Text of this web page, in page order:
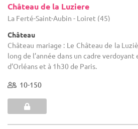
Château de la Luziere
La Ferté-Saint-Aubin - Loiret (45)
Château
Château mariage : Le Château de la
long de l’année dans un cadre
d’Orléans et à 1h30 de Paris.
10-150